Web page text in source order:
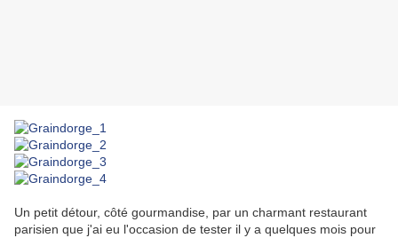
Un petit détour, côté gourmandise, par un charmant restaurant
parisien que j'ai eu l'occasion de tester il y a quelques mois pour